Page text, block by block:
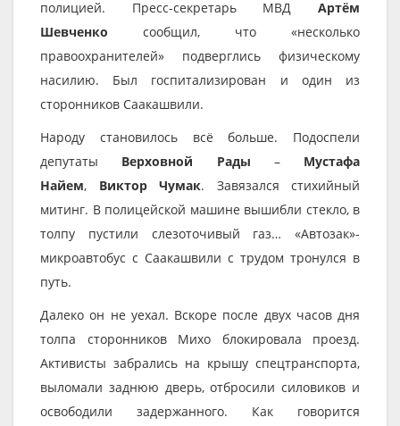
полицией. Пресс-секретарь МВД Артём
Шевченко сообщил, что «несколько
правоохранителей» подверглись физическому
насилию. Был госпитализирован и один из
сторонников Саакашвили.
Народу становилось всё больше. Подоспели
депутаты Верховной Рады – Мустафа
Найем, Виктор Чумак. Завязался стихийный
митинг. В полицейской машине вышибли стекло, в
толпу пустили слезоточивый газ… «Автозак»-
микроавтобус с Саакашвили с трудом тронулся в
путь.
Далеко он не уехал. Вскоре после двух часов дня
толпа сторонников Михо блокировала проезд.
Активисты забрались на крышу спецтранспорта,
выломали заднюю дверь, отбросили силовиков и
освободили задержанного. Как говорится